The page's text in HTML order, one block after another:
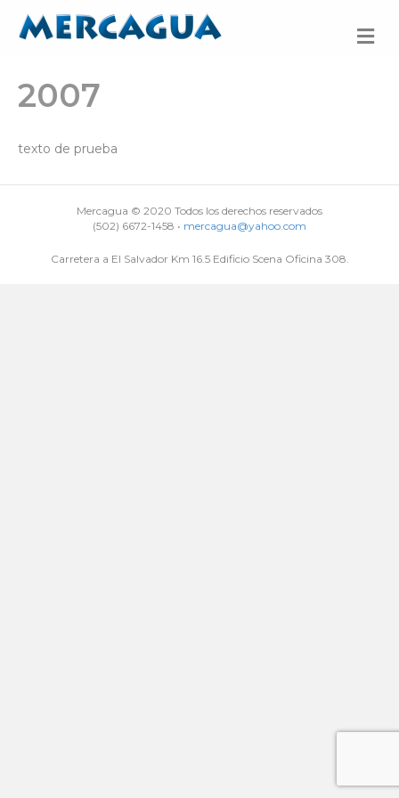
M
e
2007
texto de prueba
Mercagua © 2020 Todos los derechos reservados
(502) 6672-1458 • mercagua@yahoo.com
Carretera a El Salvador Km 16.5 Edificio Scena Oficina 308.